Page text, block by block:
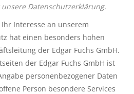
Datenschutzerklärung.
Interesse an unserem
hat einen besonders hohen
der Edgar Fuchs GmbH.
der Edgar Fuchs GmbH ist
personenbezogener Daten
Person besondere Services